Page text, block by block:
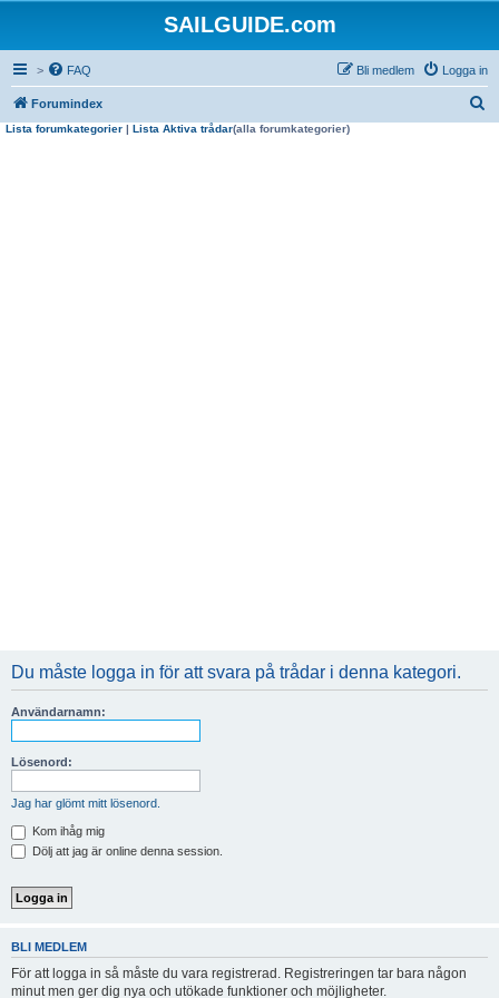
SAILGUIDE.com
> FAQ Logga in
Bli medlem
Forumindex
Lista forumkategorier | Lista Aktiva trådar(alla forumkategorier)
Du måste logga in för att svara på trådar i denna kategori.
Användarnamn:
Lösenord:
Jag har glömt mitt lösenord.
Kom ihåg mig
Dölj att jag är online denna session.
BLI MEDLEM
För att logga in så måste du vara registrerad. Registreringen tar bara någon
minut men ger dig nya och utökade funktioner och möjligheter.